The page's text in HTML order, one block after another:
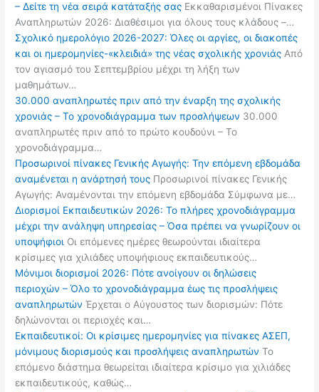
– Δείτε τη νέα σειρά κατάταξής σας Εκκαθαρισμένοι Πίνακες
Αναπληρωτών 2026: Διαθέσιμοι για όλους τους κλάδους –…
Σχολικό ημερολόγιο 2026-2027: Όλες οι αργίες, οι διακοπές
και οι ημερομηνίες-«κλειδιά» της νέας σχολικής χρονιάς Από
τον αγιασμό του Σεπτεμβρίου μέχρι τη λήξη των
μαθημάτων…
30.000 αναπληρωτές πριν από την έναρξη της σχολικής
χρονιάς – Το χρονοδιάγραμμα των προσλήψεων 30.000
αναπληρωτές πριν από το πρώτο κουδούνι – Το
χρονοδιάγραμμα…
Προσωρινοί πίνακες Γενικής Αγωγής: Την επόμενη εβδομάδα
αναμένεται η ανάρτησή τους Προσωρινοί πίνακες Γενικής
Αγωγής: Αναμένονται την επόμενη εβδομάδα Σύμφωνα με…
Διορισμοί Εκπαιδευτικών 2026: Το πλήρες χρονοδιάγραμμα
μέχρι την ανάληψη υπηρεσίας – Όσα πρέπει να γνωρίζουν οι
υποψήφιοι Οι επόμενες ημέρες θεωρούνται ιδιαίτερα
κρίσιμες για χιλιάδες υποψήφιους εκπαιδευτικούς…
Μόνιμοι διορισμοί 2026: Πότε ανοίγουν οι δηλώσεις
περιοχών – Όλο το χρονοδιάγραμμα έως τις προσλήψεις
αναπληρωτών Έρχεται ο Αύγουστος των διορισμών: Πότε
δηλώνονται οι περιοχές και…
Εκπαιδευτικοί: Οι κρίσιμες ημερομηνίες για πίνακες ΑΣΕΠ,
μόνιμους διορισμούς και προσλήψεις αναπληρωτών Το
επόμενο διάστημα θεωρείται ιδιαίτερα κρίσιμο για χιλιάδες
εκπαιδευτικούς, καθώς…